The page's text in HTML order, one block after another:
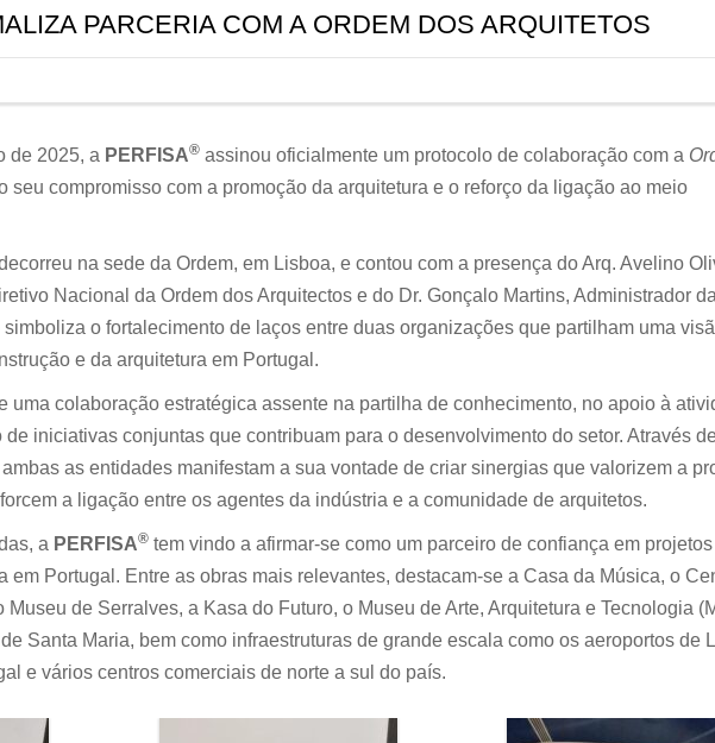
PARCERIA COM A ORDEM DOS ARQUITETOS
de 2025, a PERFISA® assinou oficialmente um protocolo de colaboração com a
seu compromisso com a promoção da arquitetura e o reforço da ligação ao meio
na sede da Ordem, em Lisboa, e contou com a presença do Arq. Avelino
Nacional da Ordem dos Arquitectos e do Dr. Gonçalo Martins, Administrador da
simboliza o fortalecimento de laços entre duas organizações que partilham uma
e da arquitetura em Portugal.
uma colaboração estratégica assente na partilha de conhecimento, no apoio à
iniciativas conjuntas que contribuam para o desenvolvimento do setor. Através
as entidades manifestam a sua vontade de criar sinergias que valorizem a
a ligação entre os agentes da indústria e a comunidade de arquitetos.
a PERFISA® tem vindo a afirmar-se como um parceiro de confiança em projetos
em Portugal. Entre as obras mais relevantes, destacam-se a Casa da Música, o
de Serralves, a Kasa do Futuro, o Museu de Arte, Arquitetura e Tecnologia
Santa Maria, bem como infraestruturas de grande escala como os aeroportos de
e vários centros comerciais de norte a sul do país.